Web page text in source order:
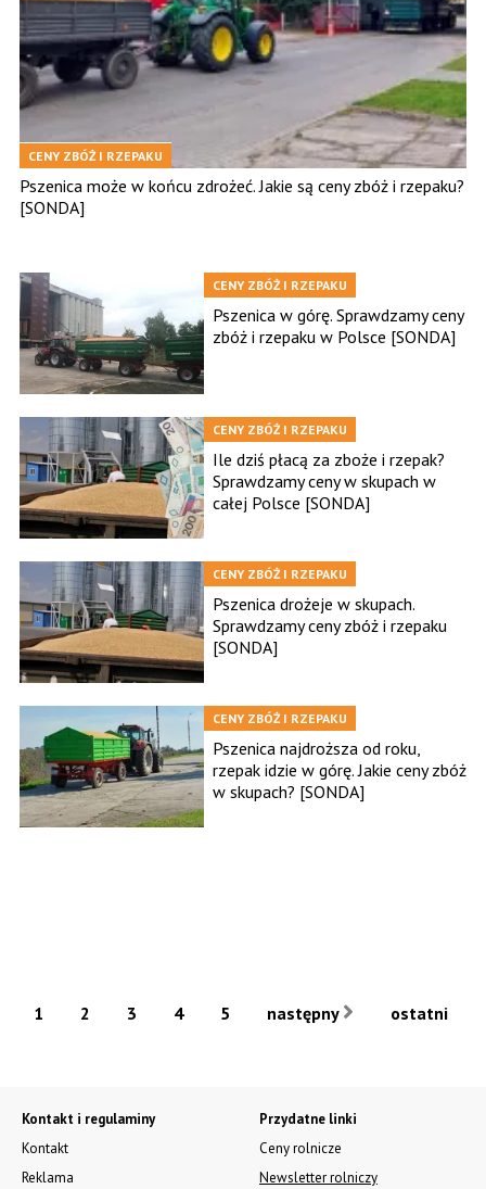
CENY ZBÓŻ I RZEPAKU
Pszenica może w końcu zdrożeć. Jakie są ceny zbóż i rzepaku?
[SONDA]
CENY ZBÓŻ I RZEPAKU
Pszenica w górę. Sprawdzamy ceny
zbóż i rzepaku w Polsce [SONDA]
CENY ZBÓŻ I RZEPAKU
Ile dziś płacą za zboże i rzepak?
Sprawdzamy ceny w skupach w
całej Polsce [SONDA]
CENY ZBÓŻ I RZEPAKU
Pszenica drożeje w skupach.
Sprawdzamy ceny zbóż i rzepaku
[SONDA]
CENY ZBÓŻ I RZEPAKU
Pszenica najdroższa od roku,
rzepak idzie w górę. Jakie ceny zbóż
w skupach? [SONDA]
1 2 3 4 5 następny ostatni
Kontakt i regulaminy
Kontakt
Reklama
Przydatne linki
Ceny rolnicze
Newsletter rolniczy